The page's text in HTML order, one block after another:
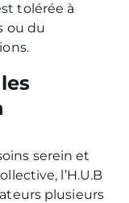
tolérée à
ou du
serein et
l’H.U.B
plusieurs